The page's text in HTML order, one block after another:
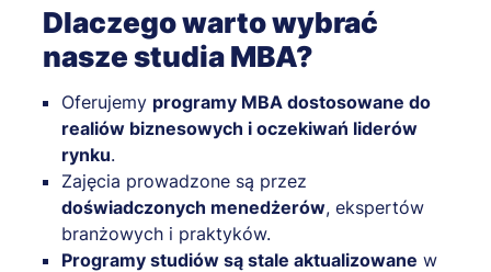
Dlaczego warto wybrać
nasze studia MBA?
Oferujemy programy MBA dostosowane do
realiów biznesowych i oczekiwań liderów
rynku.
Zajęcia prowadzone są przez
doświadczonych menedżerów, ekspertów
branżowych i praktyków.
Programy studiów są stale aktualizowane w